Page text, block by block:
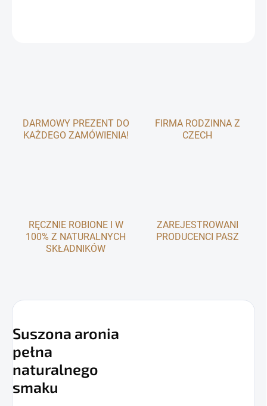
DARMOWY PREZENT DO
KAŻDEGO ZAMÓWIENIA!
FIRMA RODZINNA Z
CZECH
RĘCZNIE ROBIONE I W
100% Z NATURALNYCH
SKŁADNIKÓW
ZAREJESTROWANI
PRODUCENCI PASZ
Suszona aronia
pełna
naturalnego
smaku